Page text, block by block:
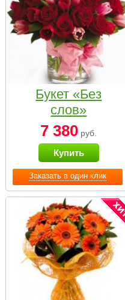
Заказать в один клик
Букет «Без
слов»
7 380 руб.
Купить